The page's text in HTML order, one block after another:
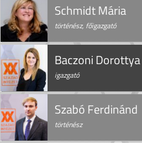
Schmidt Mária
történész, főigazgató
Baczoni Dorottya
igazgató
Szabó Ferdinánd
történész